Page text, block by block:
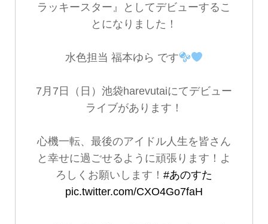
ラッキースター』としてデビューするこ
とになりました！
水色担当 福本ゆら です
7月7日（日）池袋harevutaiにてデビュー
ライブがあります！
心機一転、最後のアイドル人生を皆さん
と幸せに過ごせるように頑張ります！よ
ろしくお願いします！ #あのすた
pic.twitter.com/CXO4Go7faH